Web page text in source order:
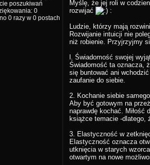
poszukiwań
0
0 razy w 0 postach
Myślę, że jej roli w
rozwijać
:
Ludzie, którzy mają
Rozwijanie intuicji nie
niż robienie. Przyjrzyjmy
l. Świadomość swojej
Świadomość ta oznacza,
się buntować ani
zaufanie do siebie.
2. Kochanie siebie
Aby być gotowym na
naprawdę kochać. Miłość
książce temacie -dlatego,
3. Elastyczność w
Elastyczność oznacza
utknięcia w starych
otwartym na nowe